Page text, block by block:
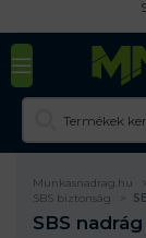
Munkasnadrag.hu
SBS biztonság
SBS nadrág